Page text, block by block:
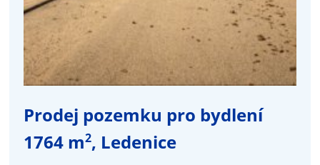
Prodej pozemku pro bydlení
1764 m2, Ledenice